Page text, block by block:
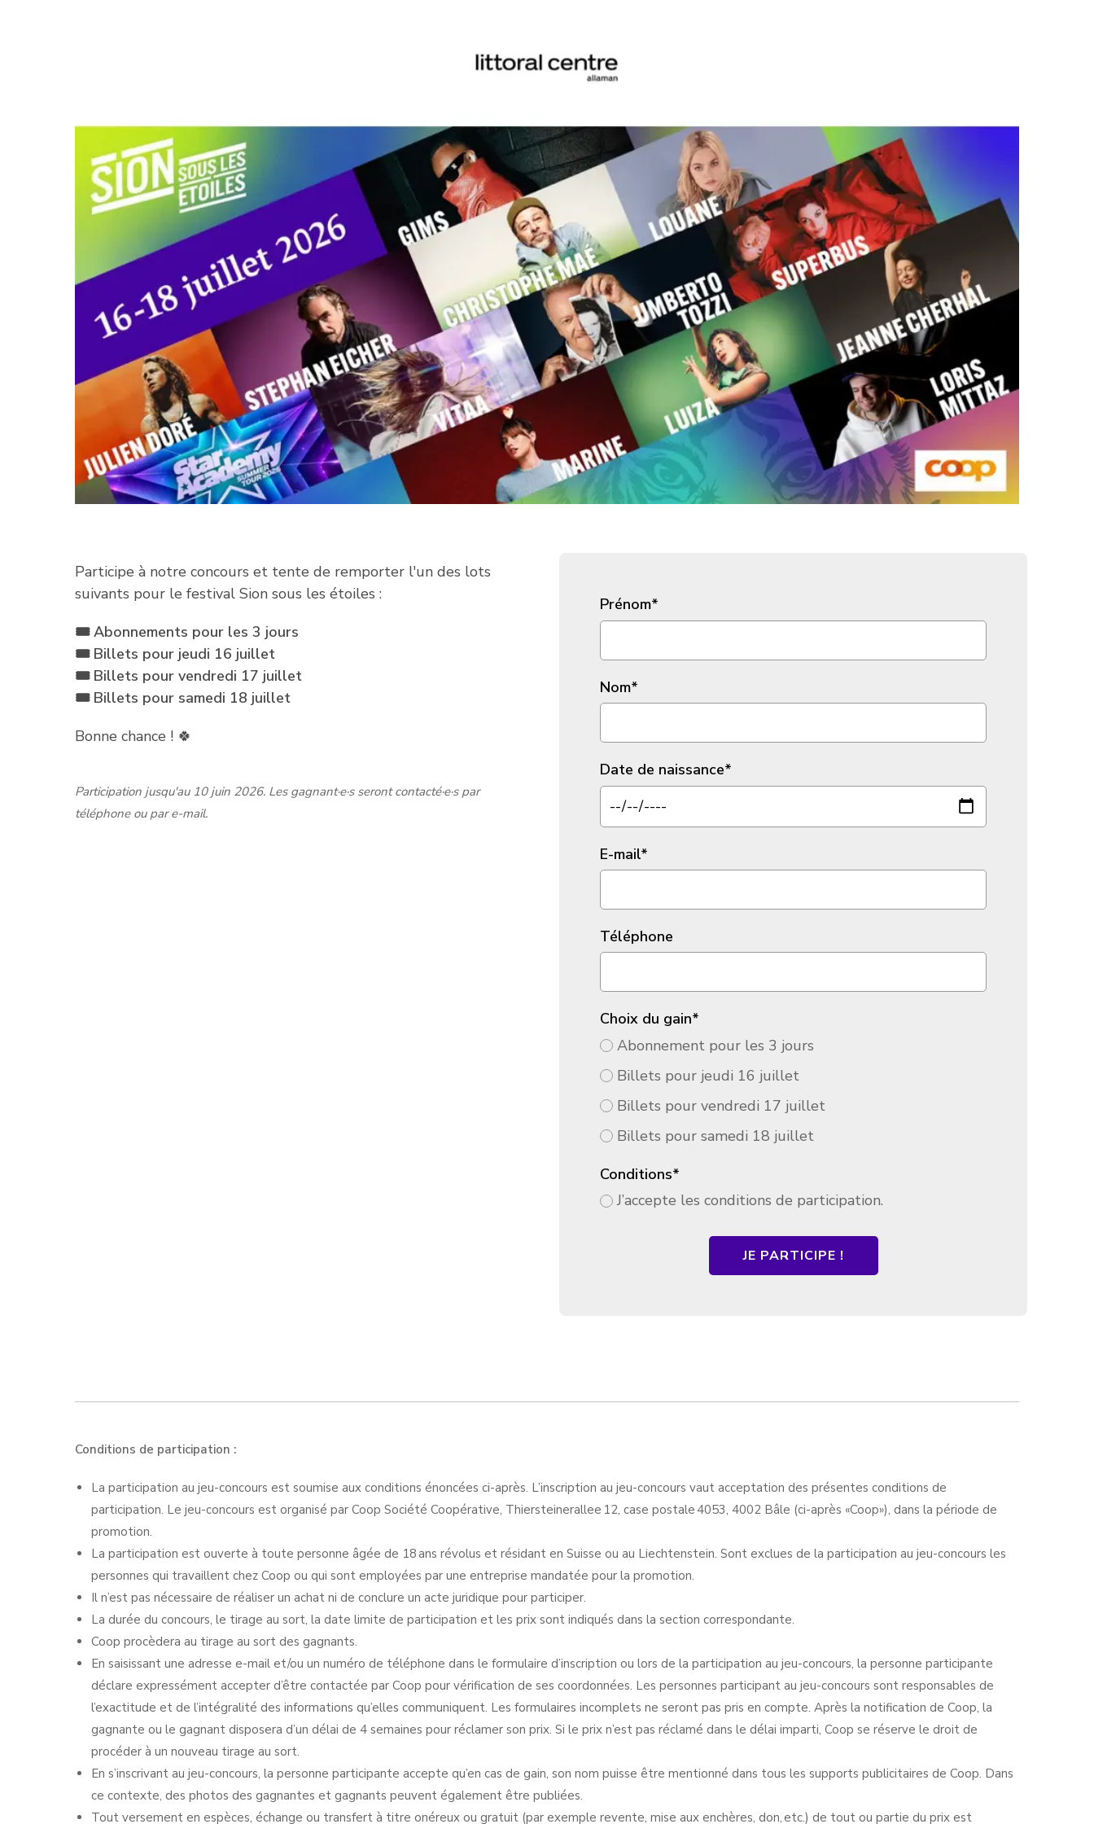
Participe à notre concours et tente de remporter l'un des lots
suivants pour le festival Sion sous les étoiles :
🎟️ Abonnements pour les 3 jours
🎟️ Billets pour jeudi 16 juillet
🎟️ Billets pour vendredi 17 juillet
🎟️ Billets pour samedi 18 juillet
Bonne chance ! 🍀
Participation jusqu'au 10 juin 2026. Les gagnant·e·s seront contacté·e·s par
téléphone ou par e-mail.
Prénom*
Nom*
Date de naissance*
E-mail*
Téléphone
Choix du gain*
Abonnement pour les 3 jours
Billets pour jeudi 16 juillet
Billets pour vendredi 17 juillet
Billets pour samedi 18 juillet
Conditions*
J’accepte les conditions de participation.
JE PARTICIPE !
Conditions de participation :
La participation au jeu-concours est soumise aux conditions énoncées ci-après. L’inscription au jeu-concours vaut acceptation des présentes conditions de
participation. Le jeu-concours est organisé par Coop Société Coopérative, Thiersteinerallee 12, case postale 4053, 4002 Bâle (ci-après «Coop»), dans la période de
promotion.
La participation est ouverte à toute personne âgée de 18 ans révolus et résidant en Suisse ou au Liechtenstein. Sont exclues de la participation au jeu-concours les
personnes qui travaillent chez Coop ou qui sont employées par une entreprise mandatée pour la promotion.
Il n’est pas nécessaire de réaliser un achat ni de conclure un acte juridique pour participer.
La durée du concours, le tirage au sort, la date limite de participation et les prix sont indiqués dans la section correspondante.
Coop procèdera au tirage au sort des gagnants.
En saisissant une adresse e-mail et/ou un numéro de téléphone dans le formulaire d’inscription ou lors de la participation au jeu-concours, la personne participante
déclare expressément accepter d’être contactée par Coop pour vérification de ses coordonnées. Les personnes participant au jeu-concours sont responsables de
l’exactitude et de l’intégralité des informations qu’elles communiquent. Les formulaires incomplets ne seront pas pris en compte. Après la notification de Coop, la
gagnante ou le gagnant disposera d’un délai de 4 semaines pour réclamer son prix. Si le prix n’est pas réclamé dans le délai imparti, Coop se réserve le droit de
procéder à un nouveau tirage au sort.
En s’inscrivant au jeu-concours, la personne participante accepte qu’en cas de gain, son nom puisse être mentionné dans tous les supports publicitaires de Coop. Dans
ce contexte, des photos des gagnantes et gagnants peuvent également être publiées.
Tout versement en espèces, échange ou transfert à titre onéreux ou gratuit (par exemple revente, mise aux enchères, don, etc.) de tout ou partie du prix est